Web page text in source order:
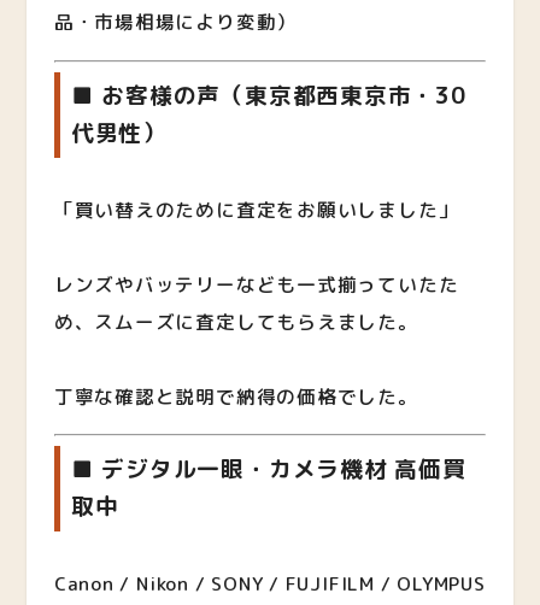
品・市場相場により変動）
■ お客様の声（東京都西東京市・30
代男性）
「買い替えのために査定をお願いしました」
レンズやバッテリーなども一式揃っていたた
め、スムーズに査定してもらえました。
丁寧な確認と説明で納得の価格でした。
■ デジタル一眼・カメラ機材 高価買
取中
Canon / Nikon / SONY / FUJIFILM / OLYMPUS